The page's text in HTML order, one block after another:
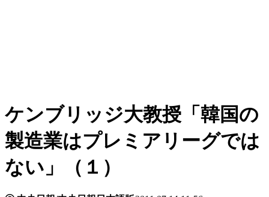
ケンブリッジ大教授「韓国の
製造業はプレミアリーグでは
ない」（１）